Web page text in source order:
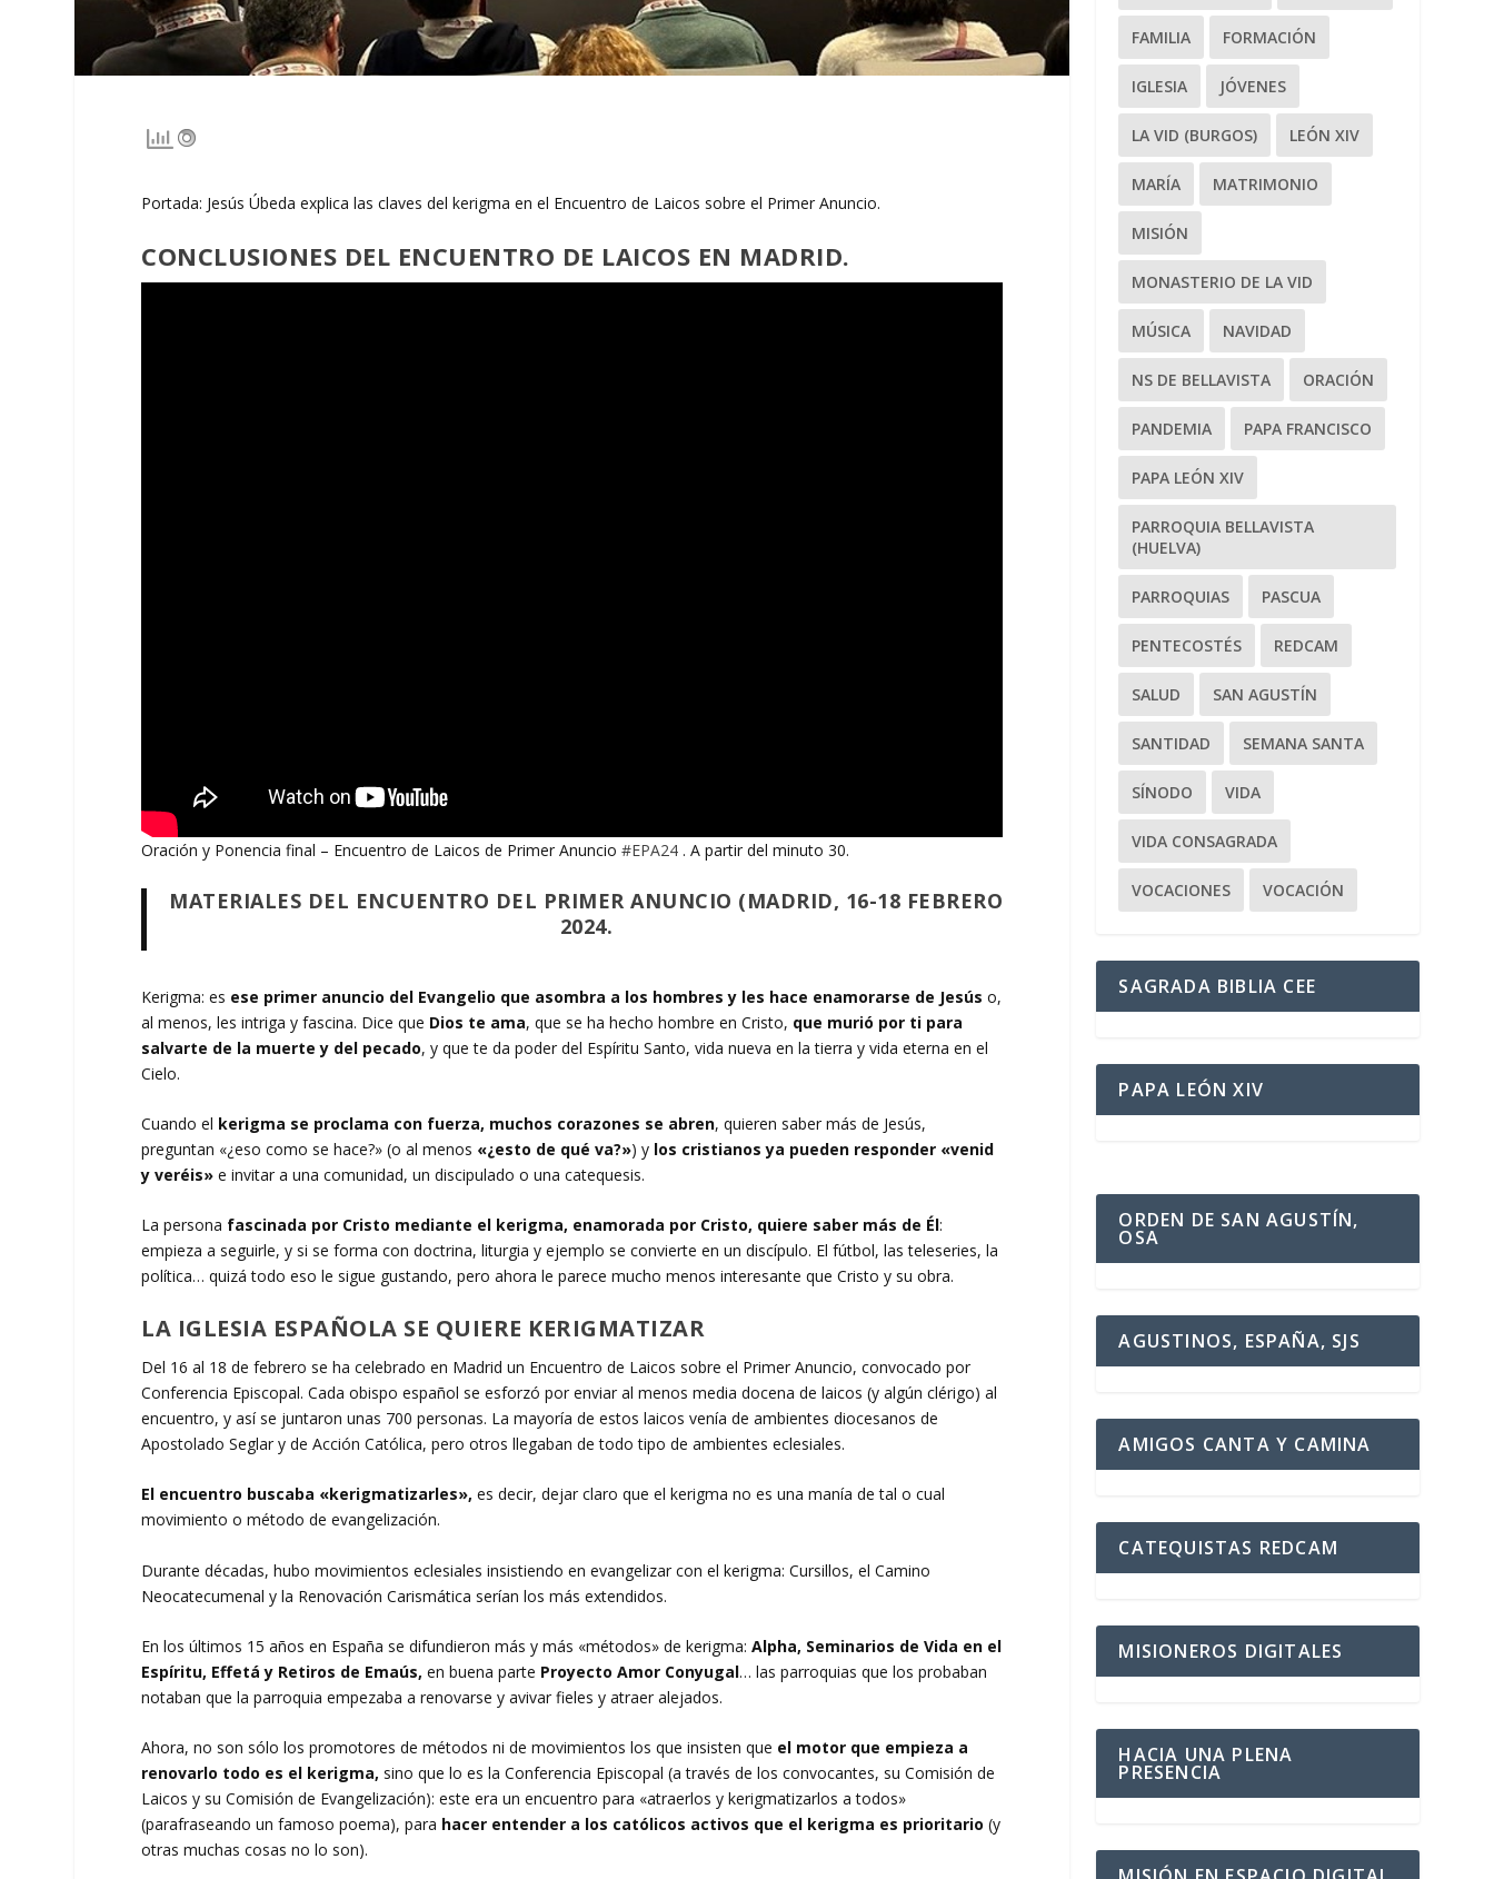
Portada: Jesús Úbeda explica las claves del kerigma en el Encuentro de Laicos sobre el Primer Anuncio.
CONCLUSIONES DEL ENCUENTRO DE LAICOS EN MADRID.
Oración y Ponencia final – Encuentro de Laicos de Primer Anuncio#EPA24 . A partir del minuto 30.
MATERIALES DEL ENCUENTRO DEL PRIMER ANUNCIO (MADRID, 16-18 FEBRERO
2024.
Kerigma: es ese primer anuncio del Evangelio que asombra a los hombres y les hace enamorarse de Jesús o,
al menos, les intriga y fascina. Dice que Dios te ama, que se ha hecho hombre en Cristo, que murió por ti para
salvarte de la muerte y del pecado, y que te da poder del Espíritu Santo, vida nueva en la tierra y vida eterna en el
Cielo.
Cuando el kerigma se proclama con fuerza, muchos corazones se abren, quieren saber más de Jesús,
preguntan «¿eso como se hace?» (o al menos «¿esto de qué va?») y los cristianos ya pueden responder «venid
y veréis» e invitar a una comunidad, un discipulado o una catequesis.
La persona fascinada por Cristo mediante el kerigma, enamorada por Cristo, quiere saber más de Él:
empieza a seguirle, y si se forma con doctrina, liturgia y ejemplo se convierte en un discípulo. El fútbol, las teleseries, la
política… quizá todo eso le sigue gustando, pero ahora le parece mucho menos interesante que Cristo y su obra.
LA IGLESIA ESPAÑOLA SE QUIERE KERIGMATIZAR
Del 16 al 18 de febrero se ha celebrado en Madrid un Encuentro de Laicos sobre el Primer Anuncio, convocado por
Conferencia Episcopal. Cada obispo español se esforzó por enviar al menos media docena de laicos (y algún clérigo) al
encuentro, y así se juntaron unas 700 personas. La mayoría de estos laicos venía de ambientes diocesanos de
Apostolado Seglar y de Acción Católica, pero otros llegaban de todo tipo de ambientes eclesiales.
El encuentro buscaba «kerigmatizarles», es decir, dejar claro que el kerigma no es una manía de tal o cual
movimiento o método de evangelización.
Durante décadas, hubo movimientos eclesiales insistiendo en evangelizar con el kerigma: Cursillos, el Camino
Neocatecumenal y la Renovación Carismática serían los más extendidos.
En los últimos 15 años en España se difundieron más y más «métodos» de kerigma:Alpha, Seminarios de Vida en el
Espíritu, Effetá y Retiros de Emaús, en buena parte Proyecto Amor Conyugal… las parroquias que los probaban
notaban que la parroquia empezaba a renovarse y avivar fieles y atraer alejados.
Ahora, no son sólo los promotores de métodos ni de movimientos los que insisten que el motor que empieza a
renovarlo todo es el kerigma, sino que lo es la Conferencia Episcopal (a través de los convocantes, su Comisión de
Laicos y su Comisión de Evangelización): este era un encuentro para «atraerlos y kerigmatizarlos a todos»
(parafraseando un famoso poema), para hacer entender a los católicos activos que el kerigma es prioritario (y
otras muchas cosas no lo son).
FAMILIA FORMACIÓN
IGLESIA JÓVENES
LA VID (BURGOS) LEÓN XIV
MARÍA MATRIMONIO
MISIÓN
MONASTERIO DE LA VID
MÚSICA NAVIDAD
NS DE BELLAVISTA ORACIÓN
PANDEMIA PAPA FRANCISCO
PAPA LEÓN XIV
PARROQUIA BELLAVISTA
(HUELVA)
PARROQUIAS PASCUA
PENTECOSTÉS REDCAM
SALUD SAN AGUSTÍN
SANTIDAD SEMANA SANTA
SÍNODO VIDA
VIDA CONSAGRADA
VOCACIONES VOCACIÓN
SAGRADA BIBLIA CEE
PAPA LEÓN XIV
ORDEN DE SAN AGUSTÍN,
OSA
AGUSTINOS, ESPAÑA, SJS
AMIGOS CANTA Y CAMINA
CATEQUISTAS REDCAM
MISIONEROS DIGITALES
HACIA UNA PLENA
PRESENCIA